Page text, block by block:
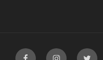
FacebookInstagramTwitter